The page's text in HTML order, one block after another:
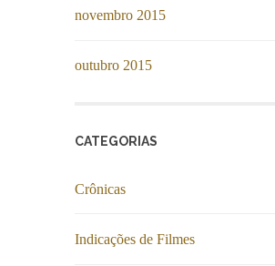
novembro 2015
outubro 2015
CATEGORIAS
Crônicas
Indicações de Filmes